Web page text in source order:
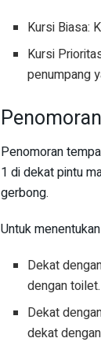
Kursi Biasa:
Kursi
penumpang
Penomoran
1 di dekat pintu
gerbong.
Untuk
Dekat
dengan toilet.
Dekat
dekat